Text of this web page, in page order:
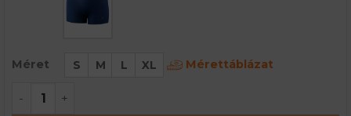
Méret S M L XL Mérettáblázat
B-LIGHT Női ultrakönnyű sportboxer - Fukszia